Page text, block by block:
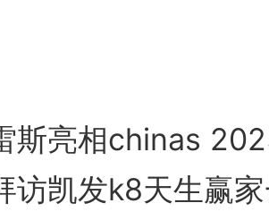
亮相chinas
访凯发k8天生赢